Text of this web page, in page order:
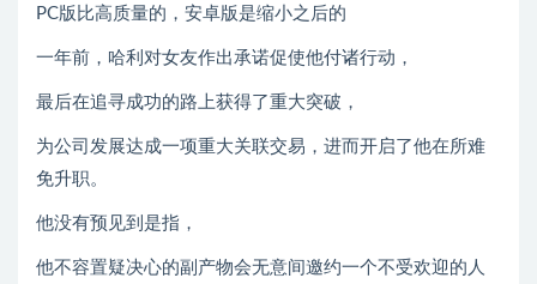
PC版比高质量的，安卓版是缩小之后的
一年前，哈利对女友作出承诺促使他付诸行动，
最后在追寻成功的路上获得了重大突破，
为公司发展达成一项重大关联交易，进而开启了他在所难
免升职。
他没有预见到是指，
他不容置疑决心的副产物会无意间邀约一个不受欢迎的人